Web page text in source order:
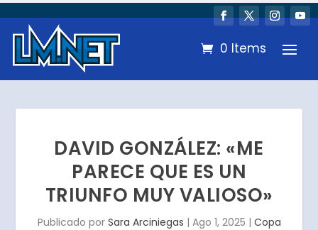
0 Items
DAVID GONZÁLEZ: «ME
PARECE QUE ES UN
TRIUNFO MUY VALIOSO»
Publicado por Sara Arciniegas | Ago 1, 2025 | Copa